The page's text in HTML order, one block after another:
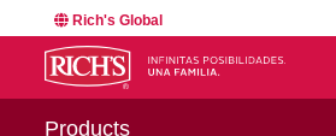
Rich's Global
Products